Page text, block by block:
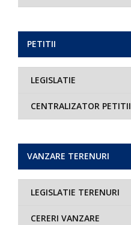
PETITII
LEGISLATIE
CENTRALIZATOR PETITII
VANZARE TERENURI
LEGISLATIE TERENURI
CERERI VANZARE